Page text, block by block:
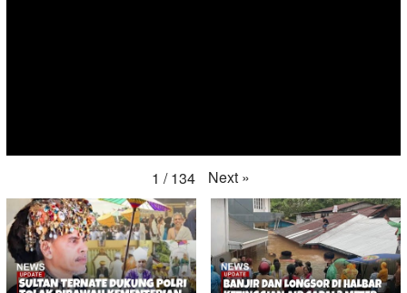
1 / 134 Next »